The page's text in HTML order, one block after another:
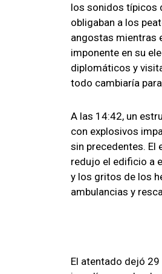
los sonidos típicos
obligaban a los
angostas mientras
imponente en su
diplomáticos y
todo cambiaría
A las 14:42, un
con explosivos
sin precedentes. El
redujo el edificio a
y los gritos de los
ambulancias y
El atentado dejó